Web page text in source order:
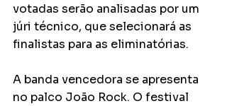
votadas serão analisadas por um
júri técnico, que selecionará as
finalistas para as eliminatórias.
A banda vencedora se apresenta
no palco João Rock. O festival